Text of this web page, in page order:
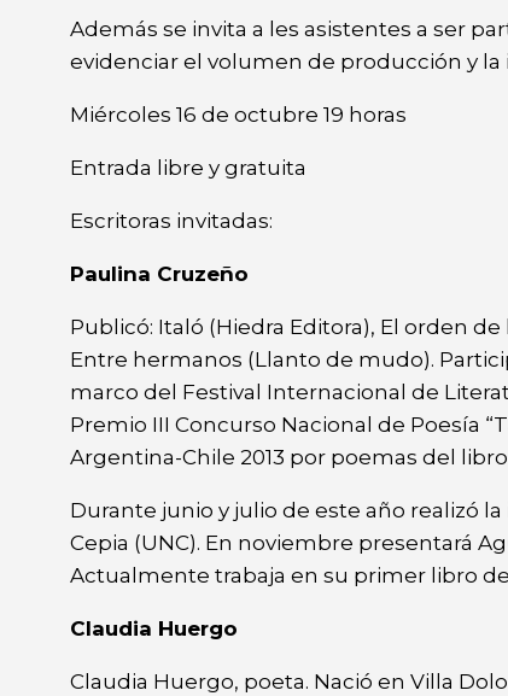
Además se invita a les asistentes a ser
evidenciar el volumen de producción y
Miércoles 16 de octubre 19 horas
Entrada libre y gratuita
Escritoras invitadas:
Paulina Cruzeño
Publicó: Italó (Hiedra Editora), El orden
Entre hermanos (Llanto de mudo).
marco del Festival Internacional de
Premio III Concurso Nacional de Poesía
Argentina-Chile 2013 por poemas del
Durante junio y julio de este año realizó
Cepia (UNC). En noviembre presentará
Actualmente trabaja en su primer libro
Claudia Huergo
Claudia Huergo, poeta. Nació en Villa